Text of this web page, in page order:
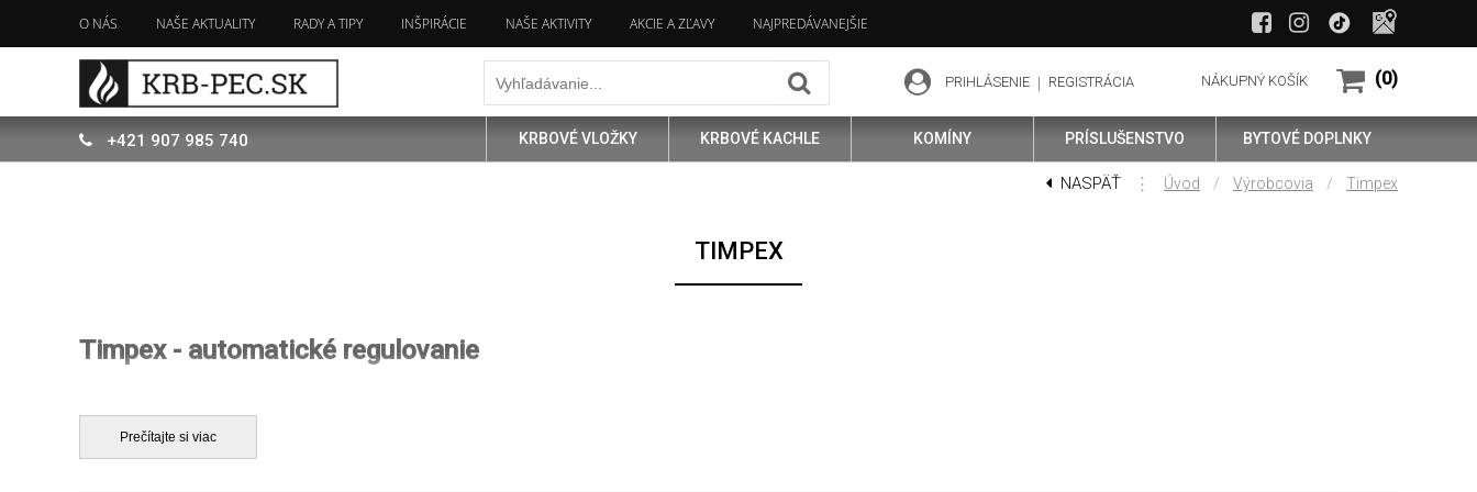
O NÁS NAŠE AKTUALITY RADY A TIPY INŠPIRÁCIE NAŠE AKTIVITY AKCIE A ZĽAVY NAJPREDÁVANEJŠIE
KRBOVÉ VLOŽKY KRBOVÉ KACHLE KOMÍNY PRÍSLUŠENSTVO BYTOVÉ DOPLNKY
PRIHLÁSENIE REGISTRÁCIA
+421 907 985 740
NÁKUPNÝ KOŠÍK (0)
NASPÄŤ ⋮ Úvod / Výrobcovia / Timpex
TIMPEX
Timpex - automatické regulovanie
jednoduchých regulátorov spaľovania až po komplexné regulátory určené na ohrev teplej vody.
Prečítajte si viac